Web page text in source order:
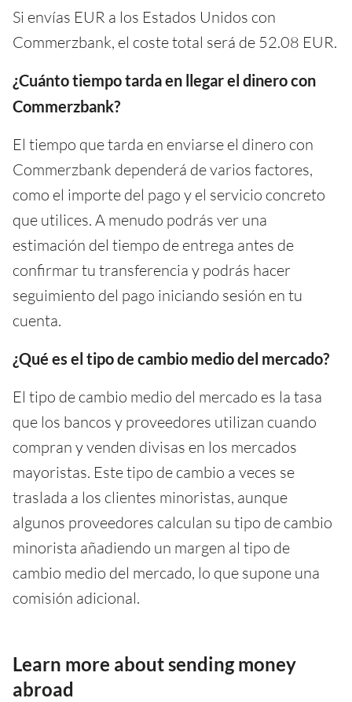
Si envías EUR a los Estados Unidos con
Commerzbank, el coste total será de 52.08 EUR.
¿Cuánto tiempo tarda en llegar el dinero con
Commerzbank?
El tiempo que tarda en enviarse el dinero con
Commerzbank dependerá de varios factores,
como el importe del pago y el servicio concreto
que utilices. A menudo podrás ver una
estimación del tiempo de entrega antes de
confirmar tu transferencia y podrás hacer
seguimiento del pago iniciando sesión en tu
cuenta.
¿Qué es el tipo de cambio medio del mercado?
El tipo de cambio medio del mercado es la tasa
que los bancos y proveedores utilizan cuando
compran y venden divisas en los mercados
mayoristas. Este tipo de cambio a veces se
traslada a los clientes minoristas, aunque
algunos proveedores calculan su tipo de cambio
minorista añadiendo un margen al tipo de
cambio medio del mercado, lo que supone una
comisión adicional.
Learn more about sending money
abroad